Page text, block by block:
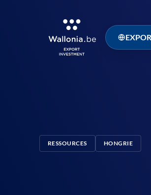
RESSOURCES HONGRIE